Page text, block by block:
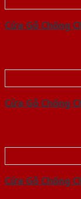
Cửa Gỗ Chống
Cửa Gỗ Chống
Cửa Gỗ Chống